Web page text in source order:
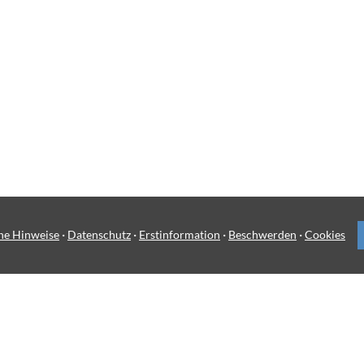
Hinweise · Datenschutz · Erstinformation · Beschwerden ·Cookies